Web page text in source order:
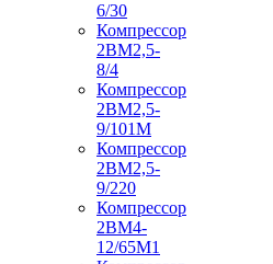
6/30
Компрессор
2ВМ2,5-
8/4
Компрессор
2ВМ2,5-
9/101М
Компрессор
2ВМ2,5-
9/220
Компрессор
2ВМ4-
12/65М1